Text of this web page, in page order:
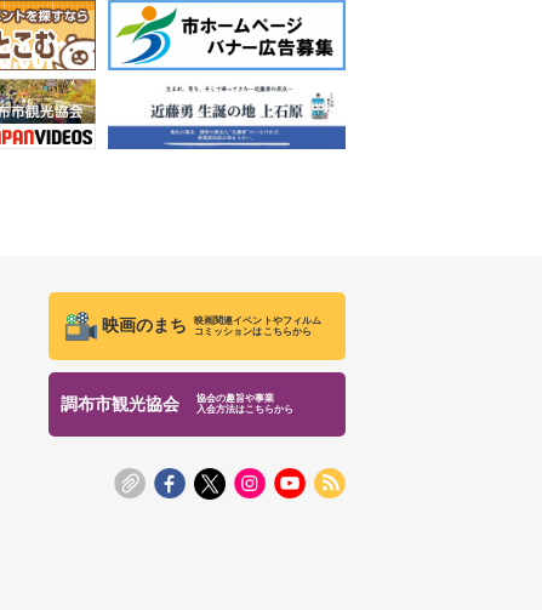
映画のまち
映画関連イベントやフィルム
コミッションはこちらから
調布市観光協会
協会の趣旨や事業
入会方法はこちらから